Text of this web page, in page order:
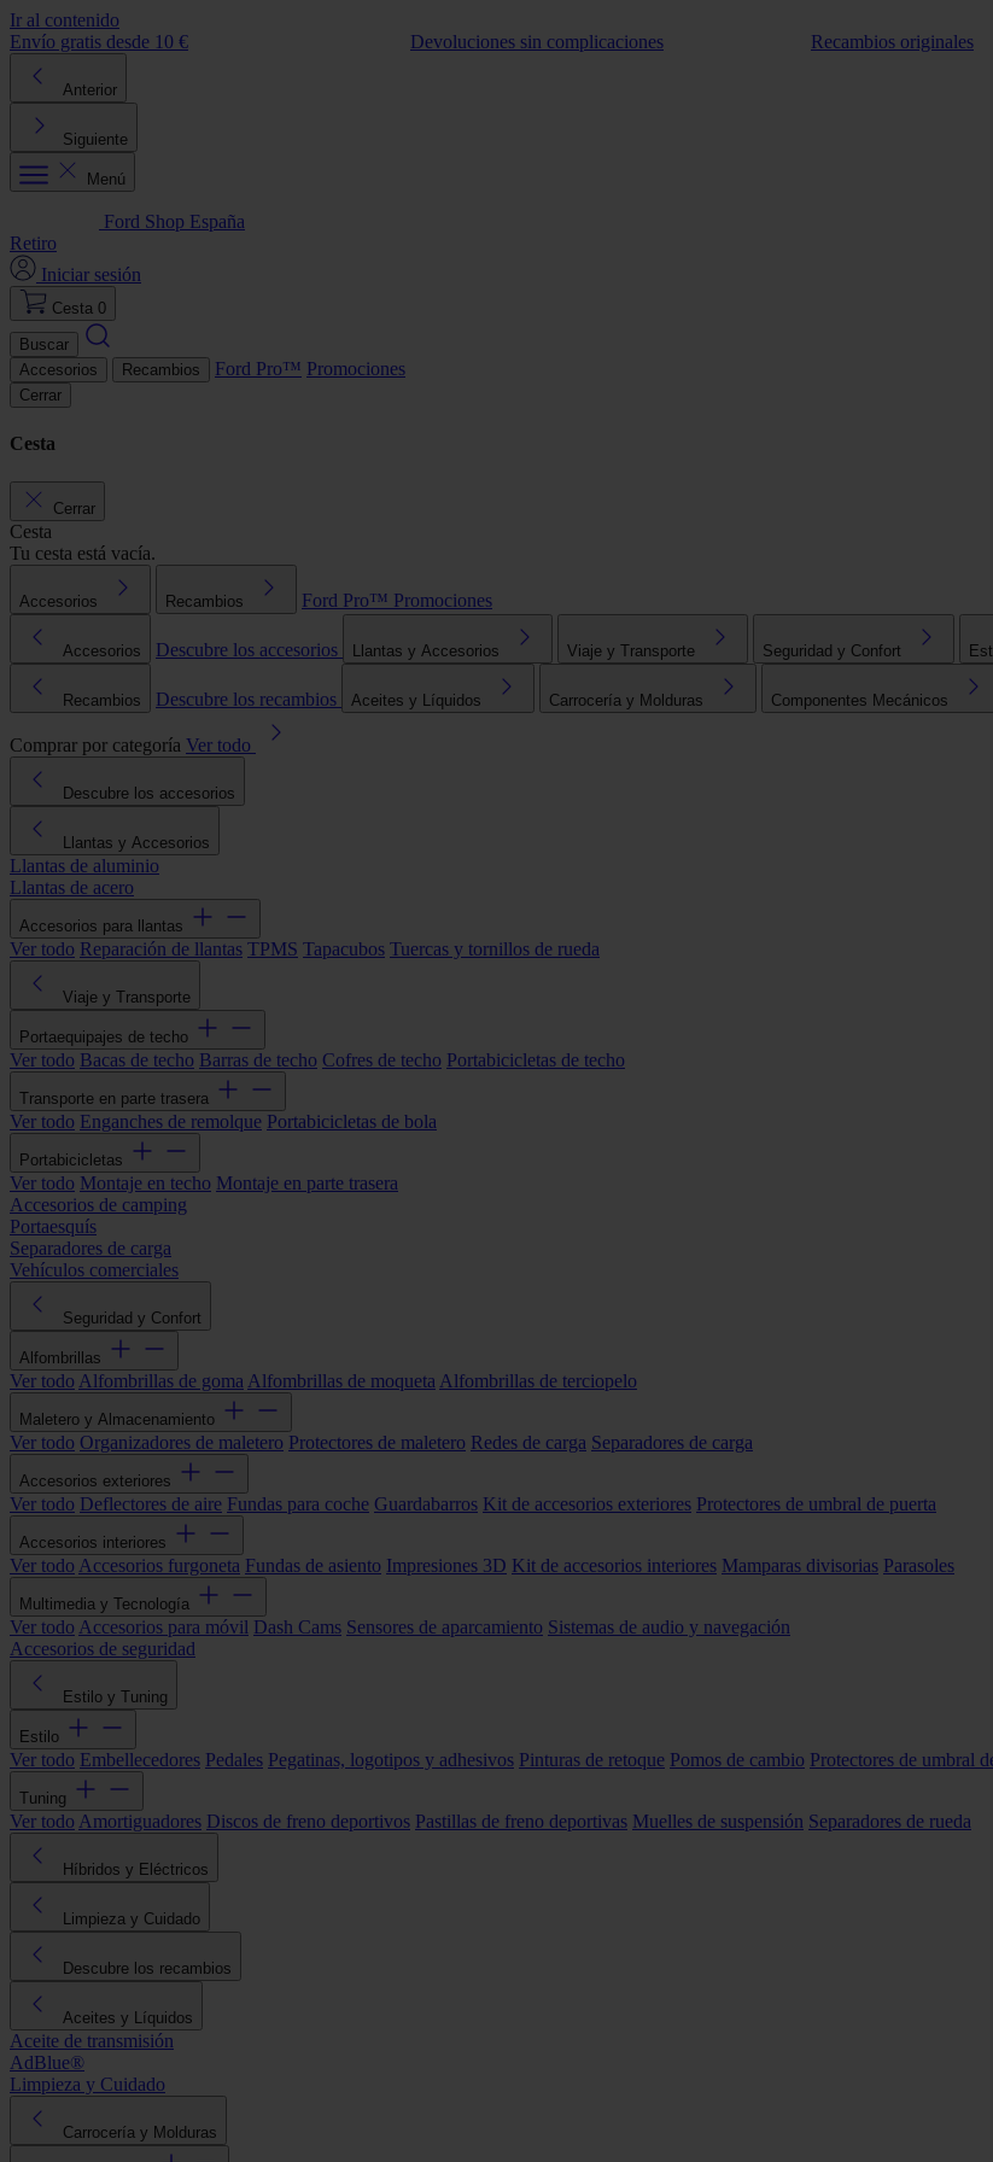
Ir al contenido
Envío gratis desde 10 €
Devoluciones sin complicaciones Recambios originales
Anterior
Siguiente
Menú
Ford Shop España
Retiro
Iniciar sesión
Cesta 0
Buscar
Accesorios
Recambios Ford Pro™ Promociones
Cerrar
Cesta
Cerrar
Cesta
Tu cesta está vacía.
Accesorios Recambios Ford Pro™ Promociones
Accesorios Descubre los accesorios Llantas y Accesorios Viaje y Transporte Seguridad y Confort
Recambios Descubre los recambios Aceites y Líquidos Carrocería y Molduras Componentes Mecánicos
Comprar por categoría Ver todo
Descubre los accesorios
Llantas y Accesorios
Llantas de aluminio
Llantas de acero
Accesorios para llantas
Ver todo Reparación de llantas TPMS Tapacubos Tuercas y tornillos de rueda
Viaje y Transporte
Portaequipajes de techo
Ver todo Bacas de techo Barras de techo Cofres de techo Portabicicletas de techo
Transporte en parte trasera
Ver todo Enganches de remolque Portabicicletas de bola
Portabicicletas
Ver todo Montaje en techo Montaje en parte trasera
Accesorios de camping
Portaesquís
Separadores de carga
Vehículos comerciales
Seguridad y Confort
Alfombrillas
Ver todo Alfombrillas de goma Alfombrillas de moqueta Alfombrillas de terciopelo
Maletero y Almacenamiento
Ver todo Organizadores de maletero Protectores de maletero Redes de carga Separadores de carga
Accesorios exteriores
Ver todo Deflectores de aire Fundas para coche Guardabarros Kit de accesorios exteriores Protectores de umbral de puerta
Accesorios interiores
Ver todo Accesorios furgoneta Fundas de asiento Impresiones 3D Kit de accesorios interiores Mamparas divisorias Parasoles
Multimedia y Tecnología
Ver todo Accesorios para móvil Dash Cams Sensores de aparcamiento Sistemas de audio y navegación
Accesorios de seguridad
Estilo y Tuning
Estilo
Ver todo Embellecedores Pedales Pegatinas, logotipos y adhesivos Pinturas de retoque Pomos de cambio Protectores de umbral
Tuning
Ver todo Amortiguadores Discos de freno deportivos Pastillas de freno deportivas Muelles de suspensión Separadores de rueda
Híbridos y Eléctricos
Limpieza y Cuidado
Descubre los recambios
Aceites y Líquidos
Aceite de transmisión
AdBlue®
Limpieza y Cuidado
Carrocería y Molduras